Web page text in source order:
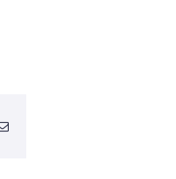
Email